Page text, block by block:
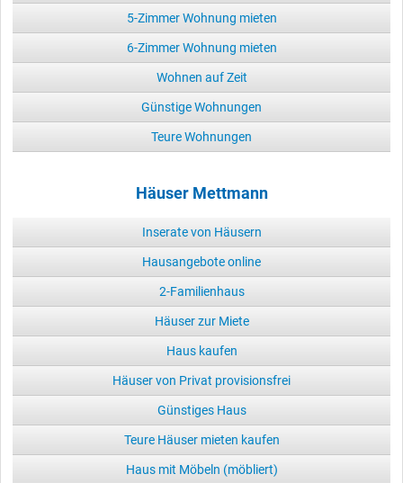
5-Zimmer Wohnung mieten
6-Zimmer Wohnung mieten
Wohnen auf Zeit
Günstige Wohnungen
Teure Wohnungen
Häuser Mettmann
Inserate von Häusern
Hausangebote online
2-Familienhaus
Häuser zur Miete
Haus kaufen
Häuser von Privat provisionsfrei
Günstiges Haus
Teure Häuser mieten kaufen
Haus mit Möbeln (möbliert)